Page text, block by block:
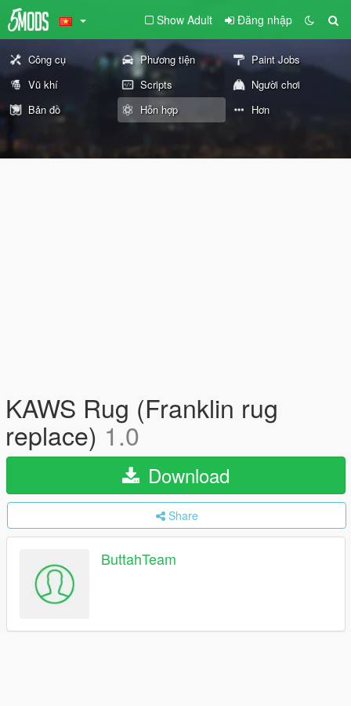
Show Adult Đăng nhập
Công cụ Phương tiện
Paint Jobs
Vũ khí
Scripts
Người chơi
Bản đồ
Hỗn hợp Hơn
KAWS Rug (Franklin rug
replace) 1.0
Download
Share
ButtahTeam